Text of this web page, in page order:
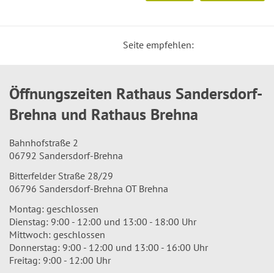
Seite empfehlen:
Öffnungszeiten Rathaus Sandersdorf-
Brehna und Rathaus Brehna
Bahnhofstraße 2
06792 Sandersdorf-Brehna
Bitterfelder Straße 28/29
06796 Sandersdorf-Brehna OT Brehna
Montag: geschlossen
Dienstag: 9:00 - 12:00 und 13:00 - 18:00 Uhr
Mittwoch: geschlossen
Donnerstag: 9:00 - 12:00 und 13:00 - 16:00 Uhr
Freitag: 9:00 - 12:00 Uhr